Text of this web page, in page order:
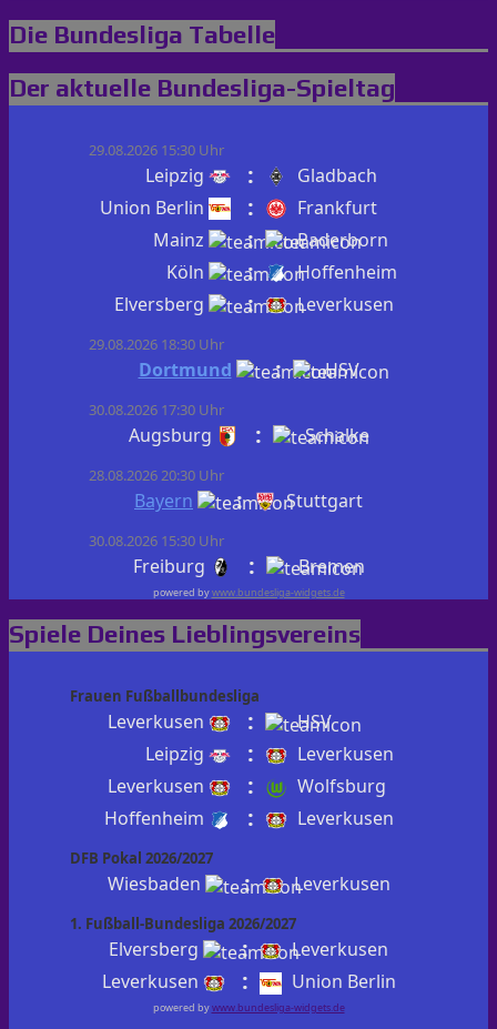
Die Bundesliga Tabelle
Der aktuelle Bundesliga-Spieltag
29.08.2026 15:30 Uhr
Leipzig :
Gladbach
Union Berlin
:
Frankfurt
Mainz
:
Paderborn
Köln
:
Hoffenheim
Elversberg
: Leverkusen
29.08.2026 18:30 Uhr
Dortmund : HSV
30.08.2026 17:30 Uhr
Augsburg : Schalke
28.08.2026 20:30 Uhr
Bayern : Stuttgart
30.08.2026 15:30 Uhr
Freiburg : Bremen
powered bywww.bundesliga-widgets.de
Spiele Deines Lieblingsvereins
Frauen Fußballbundesliga
Leverkusen :
HSV
Leipzig
:
Leverkusen
Leverkusen
:
Wolfsburg
Hoffenheim
: Leverkusen
DFB Pokal 2026/2027
Wiesbaden : Leverkusen
1. Fußball-Bundesliga 2026/2027
Elversberg :
Leverkusen
Leverkusen
: Union Berlin
powered bywww.bundesliga-widgets.de